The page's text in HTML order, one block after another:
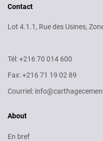
Contact
Lot 4.1.1, Rue des Usines,
Tél: +216 70 014 600
Fax: +216 71 19 02 89
Courriel:
About
En bref